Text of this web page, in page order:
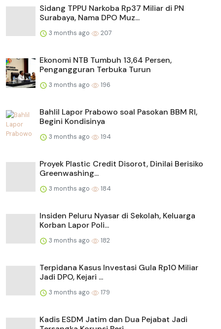
Sidang TPPU Narkoba Rp37 Miliar di PN
Surabaya, Nama DPO Muz...
3 months ago 207
Ekonomi NTB Tumbuh 13,64 Persen,
Pengangguran Terbuka Turun
3 months ago 196
Bahlil Lapor Prabowo soal Pasokan BBM RI,
Begini Kondisinya
3 months ago 194
Proyek Plastic Credit Disorot, Dinilai Berisiko
Greenwashing...
3 months ago 184
Insiden Peluru Nyasar di Sekolah, Keluarga
Korban Lapor Poli...
3 months ago 182
Terpidana Kasus Investasi Gula Rp10 Miliar
Jadi DPO, Kejari ...
3 months ago 179
Kadis ESDM Jatim dan Dua Pejabat Jadi